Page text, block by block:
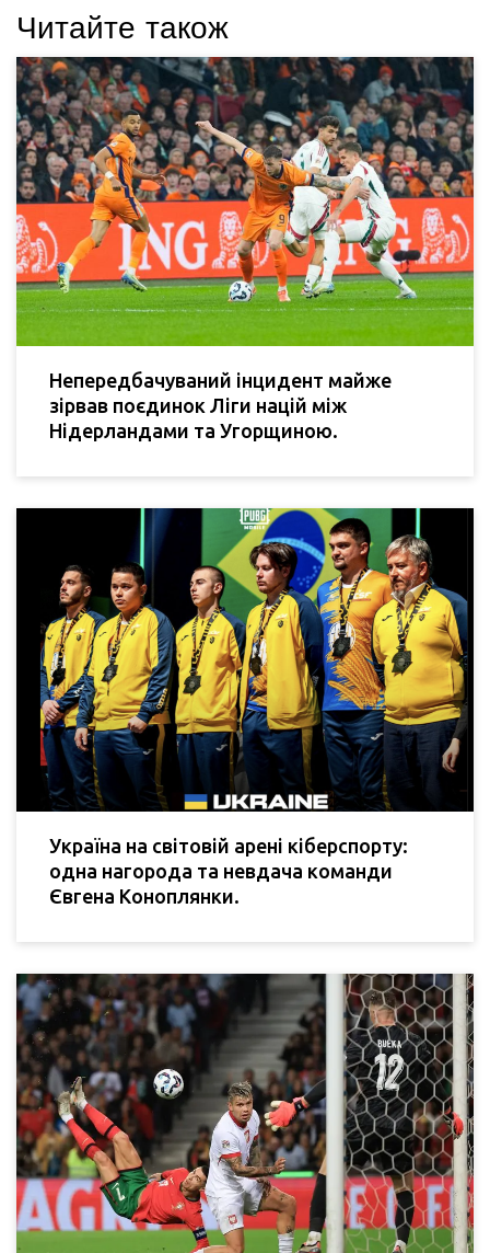
Читайте також
Непередбачуваний інцидент майже
зірвав поєдинок Ліги націй між
Нідерландами та Угорщиною.
Україна на світовій арені кіберспорту:
одна нагорода та невдача команди
Євгена Коноплянки.